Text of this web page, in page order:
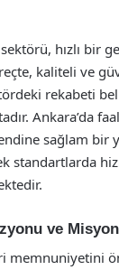
hızlı bir
kaliteli ve
rekabeti
Ankara’da
sağlam bir
standartlarda
ve
memnuniyetini